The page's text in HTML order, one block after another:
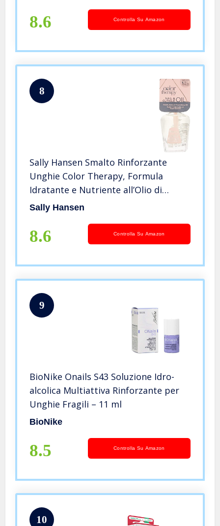
8.6 Controlla Su Amazon
8
Sally Hansen Smalto Rinforzante
Unghie Color Therapy, Formula
Idratante e Nutriente all’Olio di
Argan, Nail & Cuticle Elixir –
Sally Hansen
8.6 Controlla Su Amazon
9
BioNike Onails S43 Soluzione Idro-
alcolica Multiattiva Rinforzante per
Unghie Fragili – 11 ml
BioNike
8.5 Controlla Su Amazon
10